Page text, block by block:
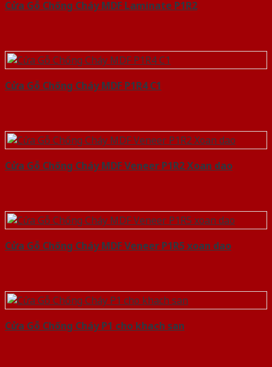
Cửa Gỗ Chống Cháy MDF Laminate P1R2
Cửa Gỗ Chống Cháy MDF P1R4 C1
Cửa Gỗ Chống Cháy MDF Veneer P1R2 Xoan dao
Cửa Gỗ Chống Cháy MDF Veneer P1R5 xoan dao
Cửa Gỗ Chống Cháy P1 cho khach san